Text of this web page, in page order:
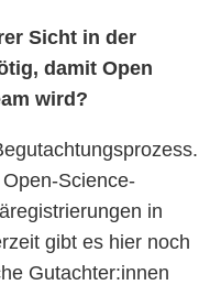
Sicht in der
damit Open
wird?
Science-
in
gibt es hier noch
Gutachter:innen